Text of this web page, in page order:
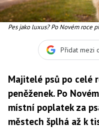
Pes jako luxus? Po Novém roce
Přidat mezi
Majitelé psů po celé
peněženek. Po
místní poplatek za
městech šplhá až k